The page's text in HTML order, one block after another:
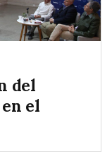
del
el